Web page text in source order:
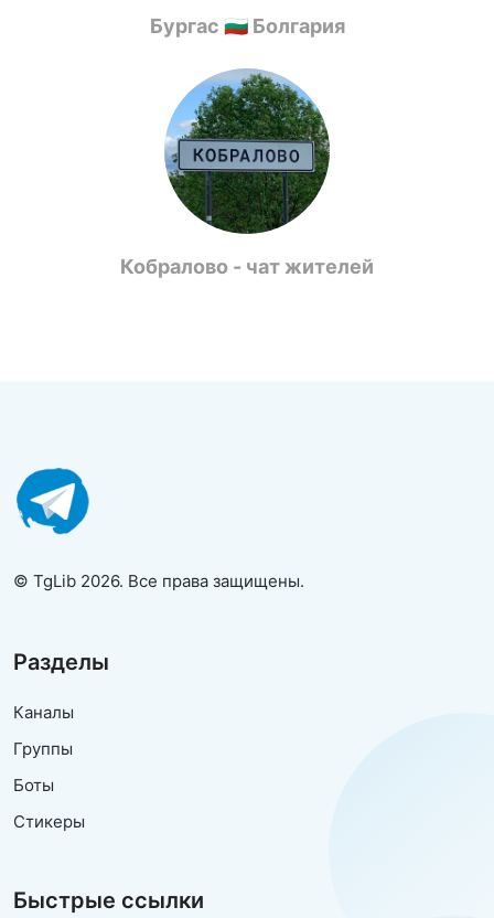
Бургас 🇧🇬 Болгария
Кобралово - чат жителей
© TgLib 2026. Все права защищены.
Разделы
Каналы
Группы
Боты
Стикеры
Быстрые ссылки